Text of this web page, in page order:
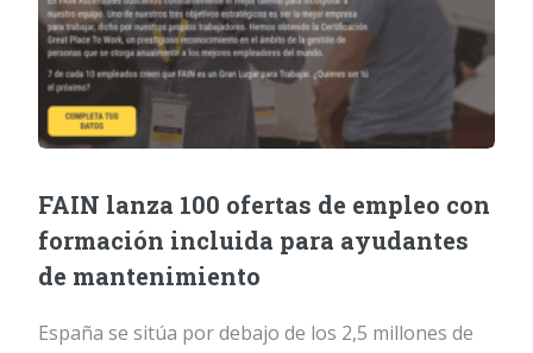
FAIN lanza 100 ofertas de empleo con
formación incluida para ayudantes
de mantenimiento
España se sitúa por debajo de los 2,5 millones de